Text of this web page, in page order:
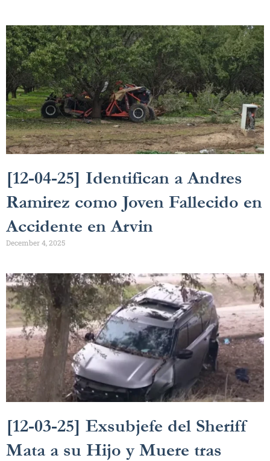
[12-04-25] Identifican a Andres
Ramirez como Joven Fallecido en
Accidente en Arvin
December 4, 2025
[12-03-25] Exsubjefe del Sheriff
Mata a su Hijo y Muere tras